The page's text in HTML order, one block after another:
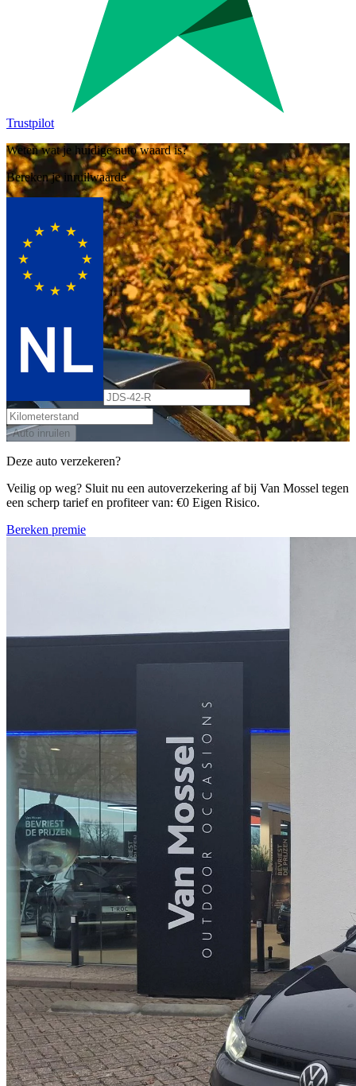
Trustpilot
Weten wat je huidige auto waard is?
Bereken je inruilwaarde
Auto inruilen
Deze auto verzekeren?
Veilig op weg? Sluit nu een autoverzekering af bij Van Mossel tegen
een scherp tarief en profiteer van: €0 Eigen Risico.
Bereken premie